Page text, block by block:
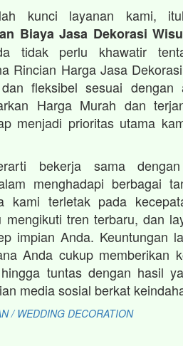
kunci layanan kami,
Biaya Jasa Dekorasi
tidak perlu khawatir
Rincian Harga Jasa
fleksibel sesuai
Harga Murah dan
menjadi prioritas utama
bekerja sama
menghadapi berbagai
kami terletak pada
mengikuti tren terbaru, dan
impian Anda. Keuntungan
Anda cukup memberikan
tuntas dengan hasil
media sosial berkat
/ WEDDING DECORATION